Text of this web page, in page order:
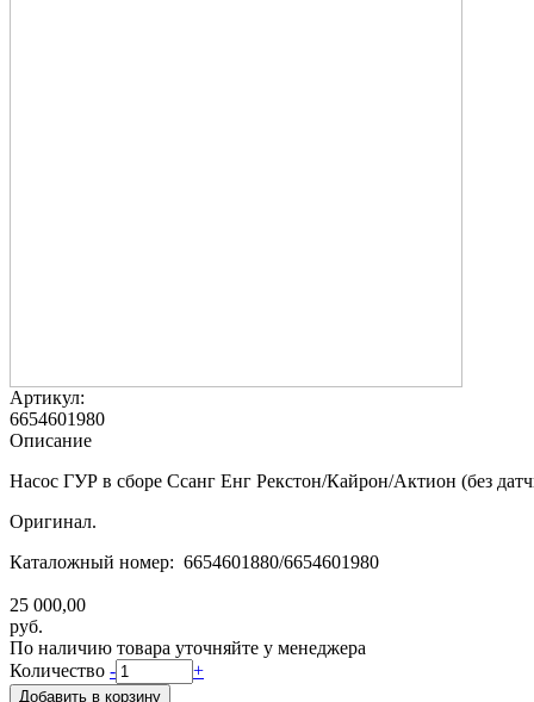
Артикул:
6654601980
Описание
Насос ГУР в сборе Ссанг Енг Рекстон/Кайрон/Актион (без
Оригинал.
Каталожный номер: 6654601880/6654601980
25 000,00
руб.
По наличию товара уточняйте у менеджера
Количество - +